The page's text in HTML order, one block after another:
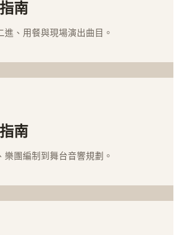
南
進、用餐與現場演出曲目。
南
樂團編制到舞台音響規劃。